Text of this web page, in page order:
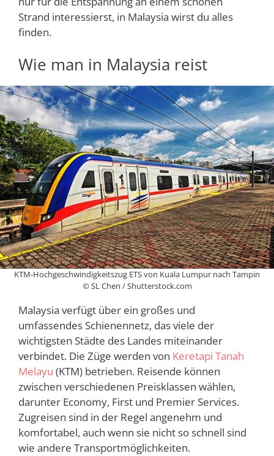
Strand interessierst, in Malaysia wirst du alles
finden.
Wie man in Malaysia reist
KTM-Hochgeschwindigkeitszug ETS von Kuala Lumpur nach Tampin
© SL Chen / Shutterstock.com
Malaysia verfügt über ein großes und
umfassendes Schienennetz, das viele der
wichtigsten Städte des Landes miteinander
verbindet. Die Züge werden von Keretapi Tanah
Melayu (KTM) betrieben. Reisende können
zwischen verschiedenen Preisklassen wählen,
darunter Economy, First und Premier Services.
Zugreisen sind in der Regel angenehm und
komfortabel, auch wenn sie nicht so schnell sind
wie andere Transportmöglichkeiten.